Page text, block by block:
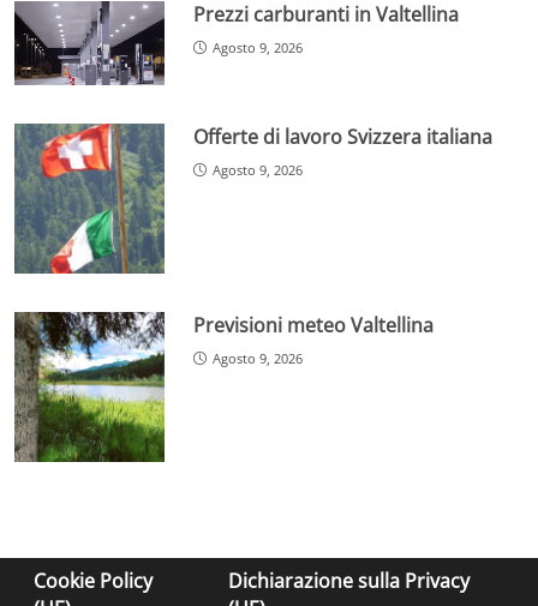
Prezzi carburanti in Valtellina
Agosto 9, 2026
Offerte di lavoro Svizzera italiana
Agosto 9, 2026
Previsioni meteo Valtellina
Agosto 9, 2026
Cookie Policy
Dichiarazione sulla Privacy